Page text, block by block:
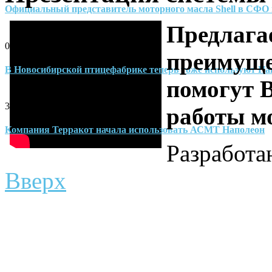
Официальный представитель моторного масла Shell в
02-06-2014
В Новосибирской птицефабрике теперь тоже используют
30-04-2014
Компания Терракот начала использовать АСМТ Наполеон
помогут
работы
Вверх